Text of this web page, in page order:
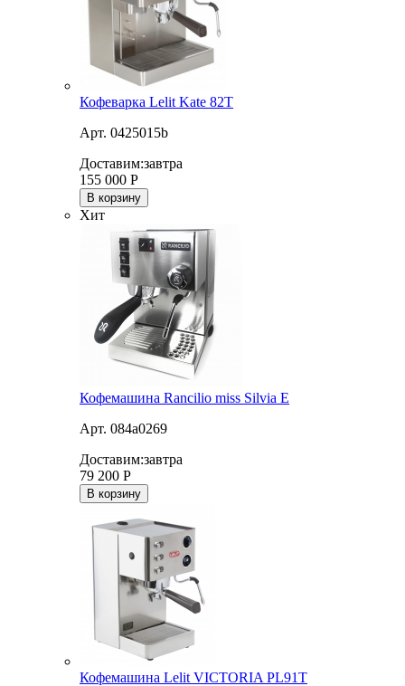
Кофеварка Lelit Kate 82T
Арт. 0425015b
Доставим:завтра
155 000 Р
В корзину
Хит
Кофемашина Rancilio miss Silvia E
Арт. 084a0269
Доставим:завтра
79 200 Р
В корзину
Кофемашина Lelit VICTORIA PL91T